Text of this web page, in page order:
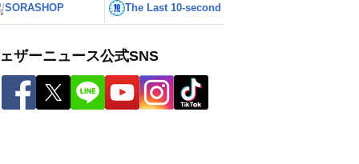
SORASHOP The Last 10-second
ザーニュース公式SNS